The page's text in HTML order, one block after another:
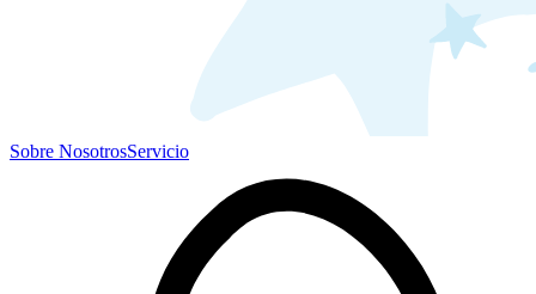
Sobre NosotrosServicio